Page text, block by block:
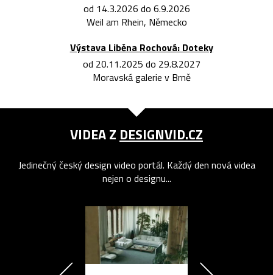
od 14.3.2026 do 6.9.2026
Weil am Rhein, Německo
Výstava Liběna Rochová: Doteky
od 20.11.2025 do 29.8.2027
Moravská galerie v Brně
VIDEA Z DESIGNVID.CZ
Jedinečný český design video portál. Každý den nová videa
nejen o designu...